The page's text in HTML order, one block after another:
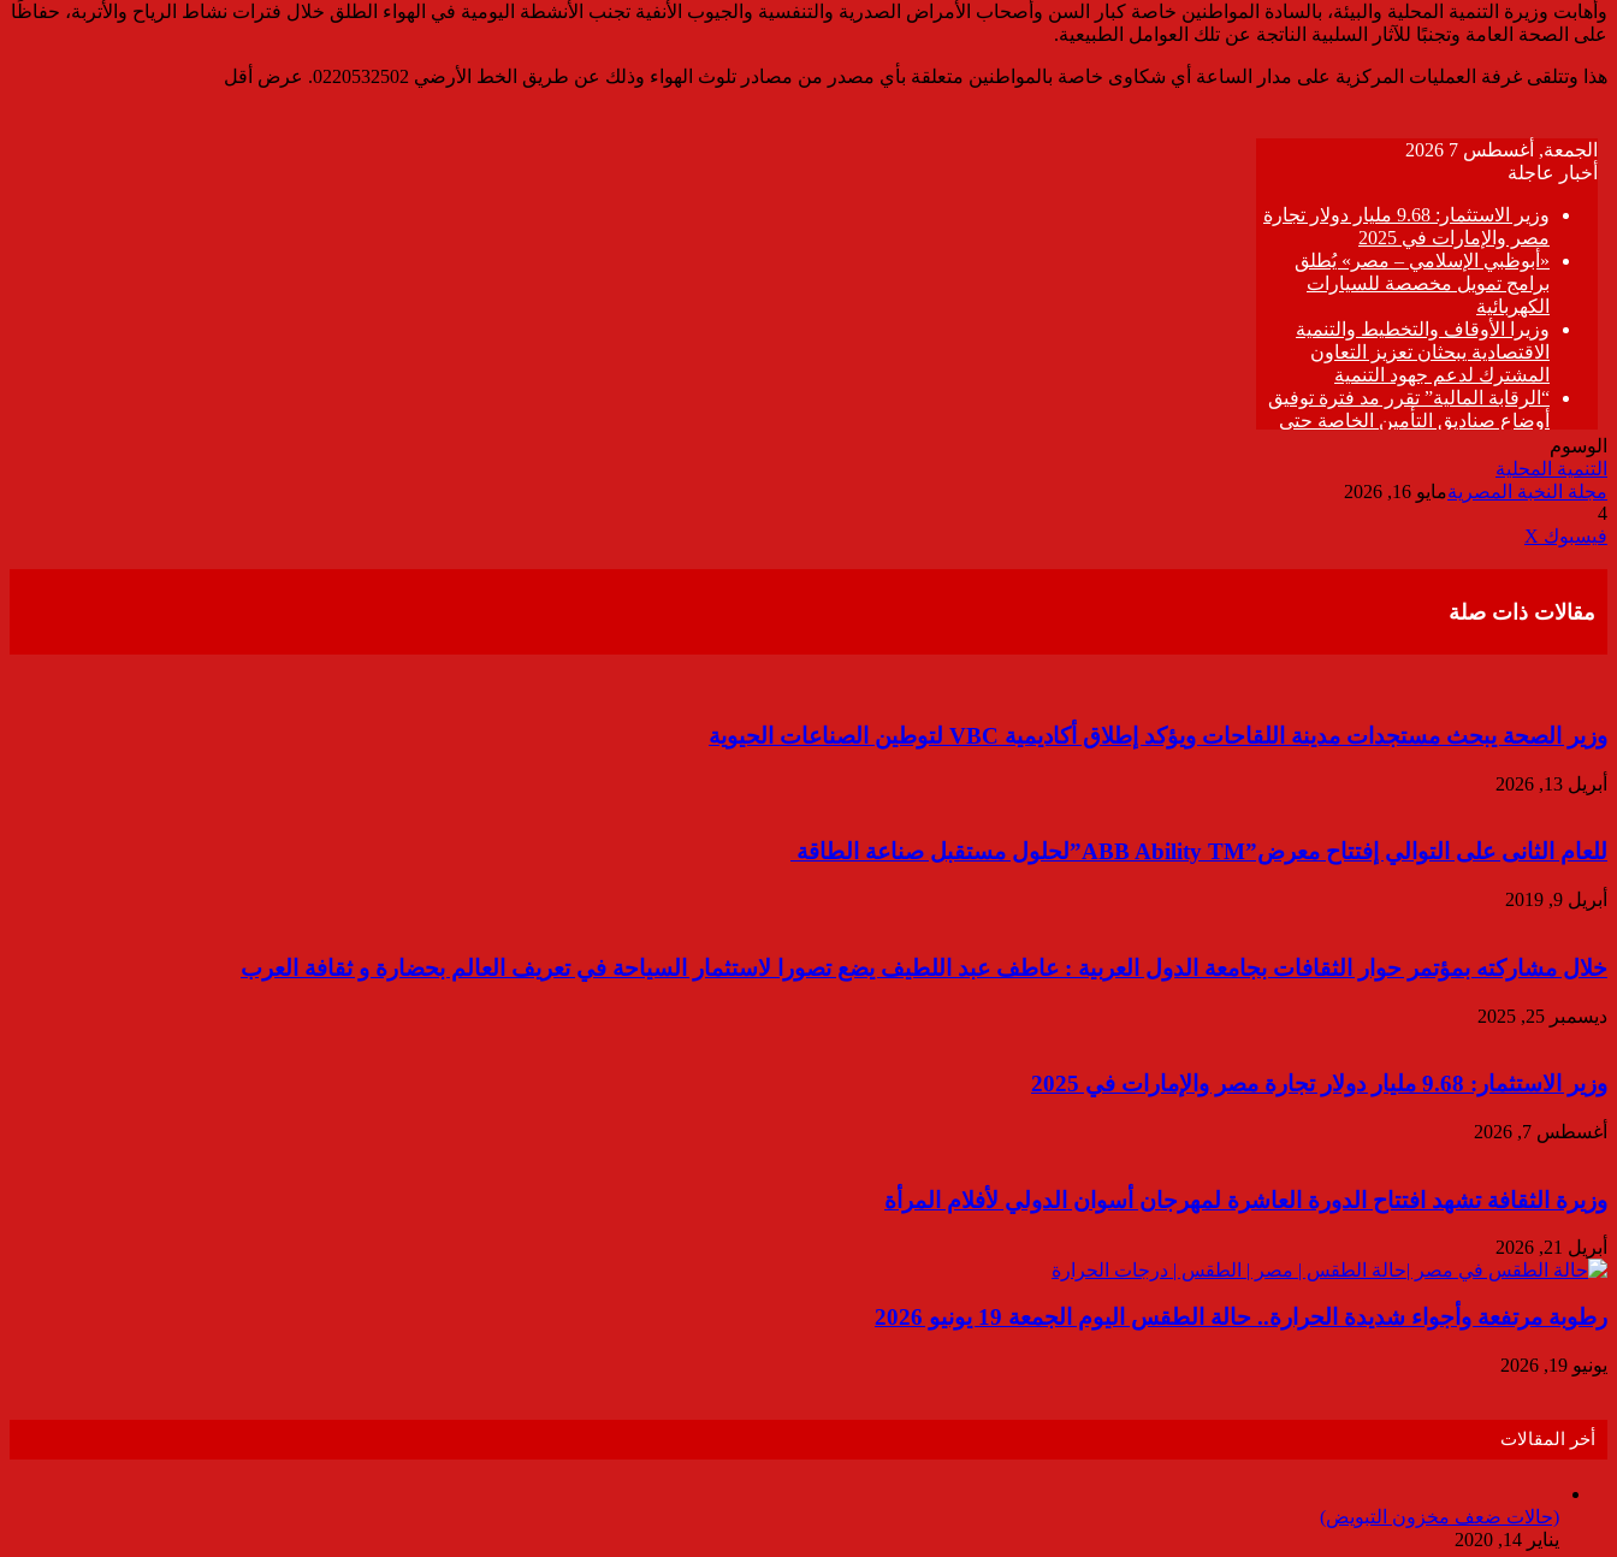
وأهابت وزيرة التنمية المحلية والبيئة، بالسادة المواطنين خاصة كبار السن وأصحاب الأمراض الصدرية والتنفسية والجيوب الأنفية تجنب الأنشطة اليومية في الهواء الطلق خلال فترات نشاط الرياح والأتربة، حفاظًا
على الصحة العامة وتجنبًا للآثار السلبية الناتجة عن تلك العوامل الطبيعية.
هذا وتتلقى غرفة العمليات المركزية على مدار الساعة أي شكاوى خاصة بالمواطنين متعلقة بأي مصدر من مصادر تلوث الهواء وذلك عن طريق الخط الأرضي 0220532502. عرض أقل
الوسوم
التنمية المحلية
مجلة النخبة المصريةمايو 16, 2026
4
فيسبوك ‫X
مقالات ذات صلة
وزير الصحة يبحث مستجدات مدينة اللقاحات ويؤكد إطلاق أكاديمية VBC لتوطين الصناعات الحيوية
أبريل 13, 2026
للعام الثانى على التوالي إفتتاح معرض”ABB Ability TM”لحلول مستقبل صناعة الطاقة
أبريل 9, 2019
خلال مشاركته بمؤتمر حوار الثقافات بجامعة الدول العربية : عاطف عبد اللطيف يضع تصورا لاستثمار السياحة في تعريف العالم بحضارة و ثقافة العرب
ديسمبر 25, 2025
وزير الاستثمار: 9.68 مليار دولار تجارة مصر والإمارات في 2025
أغسطس 7, 2026
وزيرة الثقافة تشهد افتتاح الدورة العاشرة لمهرجان أسوان الدولي لأفلام المرأة
أبريل 21, 2026
رطوبة مرتفعة وأجواء شديدة الحرارة.. حالة الطقس اليوم الجمعة 19 يونيو 2026
يونيو 19, 2026
أخر المقالات
(حالات ضعف مخزون التبويض)
يناير 14, 2020